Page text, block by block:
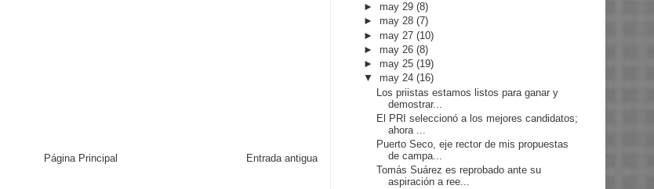
Entrada antigua
Página Principal
► may 29(8)
► may 28(7)
► may 27(10)
► may 26(8)
► may 25(19)
▼ may 24(16)
Los priistas estamos listos para ganar y
demostrar...
El PRI seleccionó a los mejores candidatos;
ahora ...
Puerto Seco, eje rector de mis propuestas
de campa...
Tomás Suárez es reprobado ante su
aspiración a ree...